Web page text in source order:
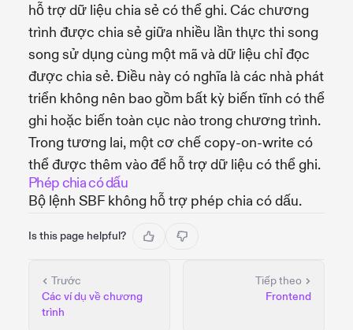
hỗ trợ dữ liệu chia sẻ có thể ghi. Các chương
trình được chia sẻ giữa nhiều lần thực thi song
song sử dụng cùng một mã và dữ liệu chỉ đọc
được chia sẻ. Điều này có nghĩa là các nhà phát
triển không nên bao gồm bất kỳ biến tĩnh có thể
ghi hoặc biến toàn cục nào trong chương trình.
Trong tương lai, một cơ chế copy-on-write có
thể được thêm vào để hỗ trợ dữ liệu có thể ghi.
Phép chia có dấu
Bộ lệnh SBF không hỗ trợ phép chia có dấu.
Is this page helpful?
Trước
Các ví dụ về chương
trình
Tiếp theo
Frontend